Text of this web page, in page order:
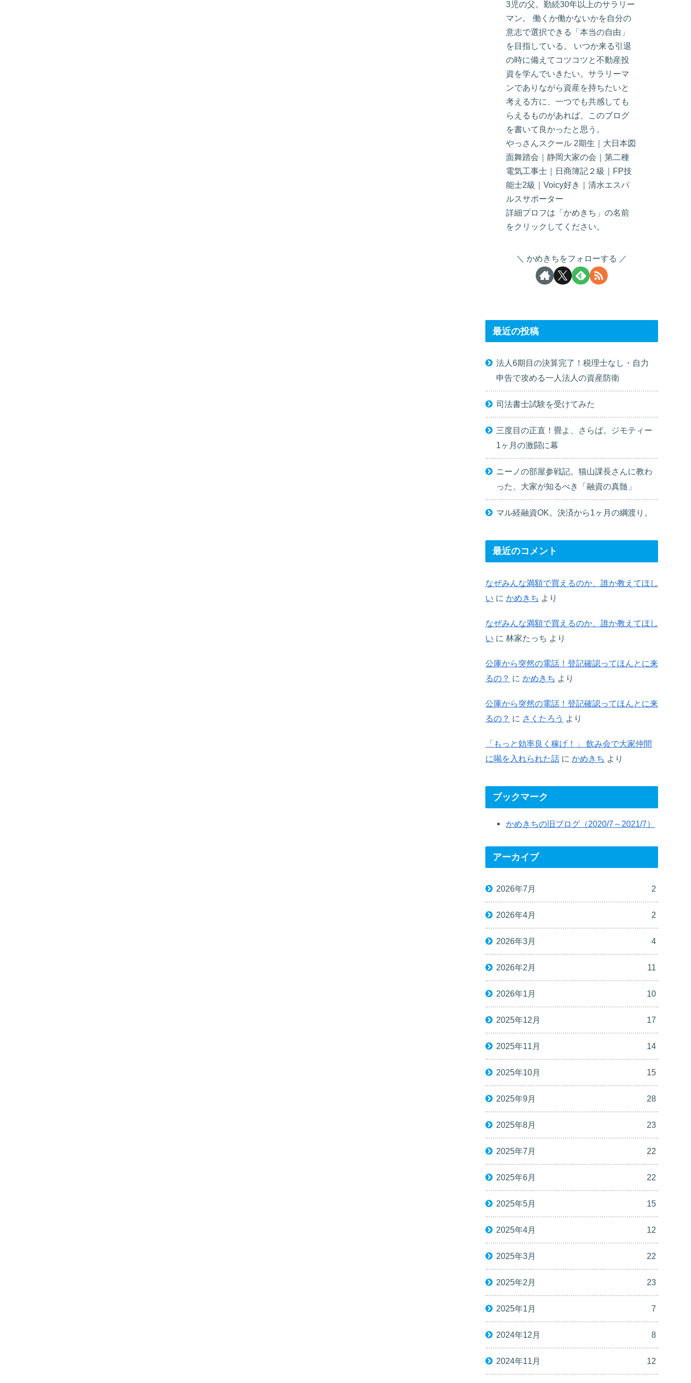
3児の父。勤続30年以上のサラリー
マン。 働くか働かないかを自分の
意志で選択できる「本当の自由」
を目指している。 いつか来る引退
の時に備えてコツコツと不動産投
資を学んでいきたい。サラリーマ
ンでありながら資産を持ちたいと
考える方に、一つでも共感しても
らえるものがあれば、このブログ
を書いて良かったと思う。
やっさんスクール 2期生｜大日本図
面舞踏会｜静岡大家の会｜第二種
電気工事士｜日商簿記２級｜FP技
能士2級｜Voicy好き｜清水エスパ
ルスサポーター
詳細プロフは「かめきち」の名前
をクリックしてください。
かめきちをフォローする
最近の投稿
法人6期目の決算完了！税理士なし・自力
申告で攻める一人法人の資産防衛
司法書士試験を受けてみた
三度目の正直！畳よ、さらば。ジモティー
1ヶ月の激闘に幕
ニーノの部屋参戦記。猫山課長さんに教わ
った、大家が知るべき「融資の真髄」
マル経融資OK。決済から1ヶ月の綱渡り。
最近のコメント
なぜみんな満額で買えるのか、誰か教えてほし
い に かめきち より
なぜみんな満額で買えるのか、誰か教えてほし
い に 林家たっち より
公庫から突然の電話！登記確認ってほんとに来
るの？ に かめきち より
公庫から突然の電話！登記確認ってほんとに来
るの？ に さくたろう より
「もっと効率良く稼げ！」 飲み会で大家仲間
に喝を入れられた話 に かめきち より
ブックマーク
かめきちの旧ブログ（2020/7～2021/7）
アーカイブ
2026年7月 2
2026年4月 2
2026年3月 4
2026年2月 11
2026年1月 10
2025年12月 17
2025年11月 14
2025年10月 15
2025年9月 28
2025年8月 23
2025年7月 22
2025年6月 22
2025年5月 15
2025年4月 12
2025年3月 22
2025年2月 23
2025年1月 7
2024年12月 8
2024年11月 12